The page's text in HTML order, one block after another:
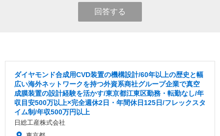
回答する
ダイヤモンド合成用CVD装置の機構設計/60年以上の歴史と幅
広い海外ネットワークを持つ外資系商社グループ企業で真空
成膜装置の設計経験を活かす/東京都江東区勤務・転勤なし/年
収目安500万以上×完全週休2日・年間休日125日/フレックスタ
イム制/年収500万円以上
日総工産株式会社